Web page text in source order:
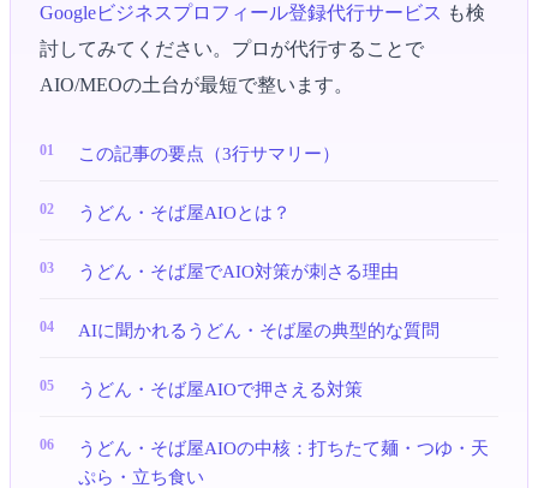
Googleビジネスプロフィール登録代行サービス も検
討してみてください。プロが代行することで
AIO/MEOの土台が最短で整います。
この記事の要点（3行サマリー）
うどん・そば屋AIOとは？
うどん・そば屋でAIO対策が刺さる理由
AIに聞かれるうどん・そば屋の典型的な質問
うどん・そば屋AIOで押さえる対策
うどん・そば屋AIOの中核：打ちたて麺・つゆ・天
ぷら・立ち食い